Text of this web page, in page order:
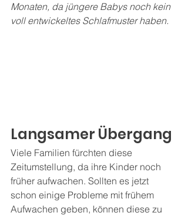
Monaten, da jüngere Babys noch kein
voll entwickeltes Schlafmuster haben.
Langsamer Übergang
Viele Familien fürchten diese
Zeitumstellung, da ihre Kinder noch
früher aufwachen. Sollten es jetzt
schon einige Probleme mit frühem
Aufwachen geben, können diese zu